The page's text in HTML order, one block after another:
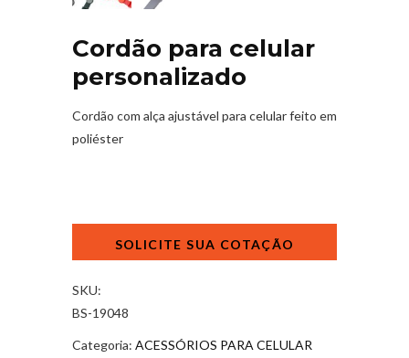
Cordão para celular
personalizado
Cordão com alça ajustável para celular feito em
poliéster
quantidade
SKU:
BS-19048
Categoria: ACESSÓRIOS PARA CELULAR